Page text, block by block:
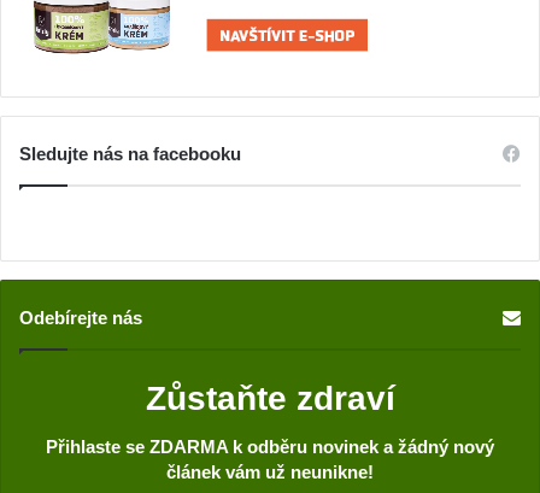
Sledujte nás na facebooku
Odebírejte nás
Zůstaňte zdraví
Přihlaste se ZDARMA k odběru novinek a žádný nový
článek vám už neunikne!